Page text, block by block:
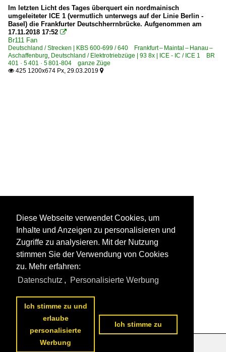
Im letzten Licht des Tages überquert ein nordmainisch
umgeleiteter ICE 1 (vermutlich unterwegs auf der Linie Berlin -
Basel) die Frankfurter Deutschherrnbrücke. Aufgenommen am
17.11.2018 17:52 
Br111 Fan
Deutschland / Strecken | KBS 600-699 / 640 Frankfurt – Maintal – Hanau –
Aschaffenburg, Deutschland / Elektrotriebzüge | 93 8x | ICE - IC / ICE 1 BR
401 · 5 401 · 5 801-804 ganze Züge
 425 1200x674 Px, 29.03.2019 
Diese Webseite verwendet Cookies, um
Inhalte und Anzeigen zu personalisieren und
Zugriffe zu analysieren. Mit der Nutzung
stimmen Sie der Verwendung von Cookies
zu. Mehr erfahren:
Datenschutz , Personalisierte Werbung
Ich stimme zu und
erlaube
personalisierte
Werbung
Ich stimme zu